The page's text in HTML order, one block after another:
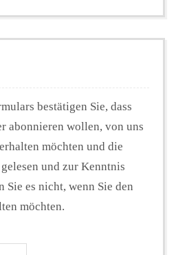
bestätigen Sie, dass
abonnieren wollen, von uns
möchten und die
und zur Kenntnis
Sie es nicht, wenn Sie den
möchten.